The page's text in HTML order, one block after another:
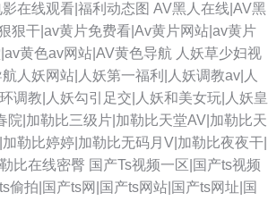
在线观看|福利动态图 AV黑人在线|AV黑
狠干|av黄片免费看|Av黄片网站|av黄片
黄色av网站|AV黄色导航 人妖草少妇视
人妖网站|人妖第一福利|人妖调教av|人
调教|人妖勾引足交|人妖和美女玩|人妖皇
院|加勒比三级片|加勒比天堂AV|加勒比天
勒比婷婷|加勒比无码月V|加勒比夜夜干|
比在线密臀 国产Ts视频一区|国产ts视频
偷拍|国产ts网|国产ts网站|国产ts网址|国